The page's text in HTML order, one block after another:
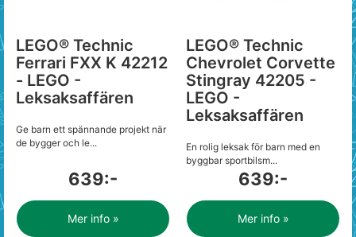
LEGO® Technic
Ferrari FXX K 42212
- LEGO -
Leksaksaffären
Ge barn ett spännande projekt när
de bygger och le...
639:-
Mer info »
LEGO® Technic
Chevrolet Corvette
Stingray 42205 -
LEGO -
Leksaksaffären
En rolig leksak för barn med en
byggbar sportbilsm...
639:-
Mer info »